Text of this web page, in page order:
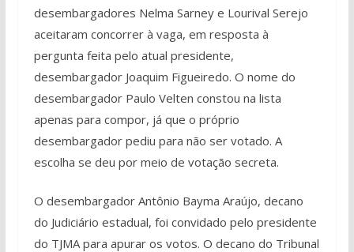
desembargadores Nelma Sarney e Lourival Serejo
aceitaram concorrer à vaga, em resposta à
pergunta feita pelo atual presidente,
desembargador Joaquim Figueiredo. O nome do
desembargador Paulo Velten constou na lista
apenas para compor, já que o próprio
desembargador pediu para não ser votado. A
escolha se deu por meio de votação secreta.
O desembargador Antônio Bayma Araújo, decano
do Judiciário estadual, foi convidado pelo presidente
do TJMA para apurar os votos. O decano do Tribunal